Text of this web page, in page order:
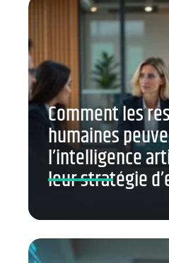
Comment les
humaines
l’intelligence
leur stratégie